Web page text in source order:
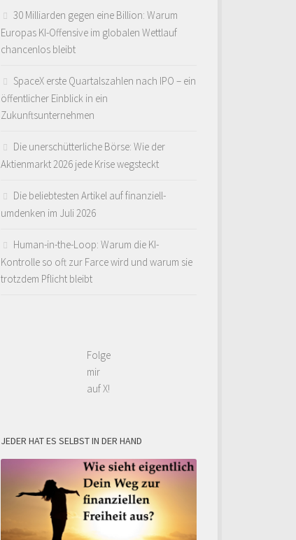
30 Milliarden gegen eine Billion: Warum
Europas KI-Offensive im globalen Wettlauf
chancenlos bleibt
SpaceX erste Quartalszahlen nach IPO – ein
öffentlicher Einblick in ein
Zukunftsunternehmen
Die unerschütterliche Börse: Wie der
Aktienmarkt 2026 jede Krise wegsteckt
Die beliebtesten Artikel auf finanziell-
umdenken im Juli 2026
Human-in-the-Loop: Warum die KI-
Kontrolle so oft zur Farce wird und warum sie
trotzdem Pflicht bleibt
Folge
mir
auf X!
JEDER HAT ES SELBST IN DER HAND